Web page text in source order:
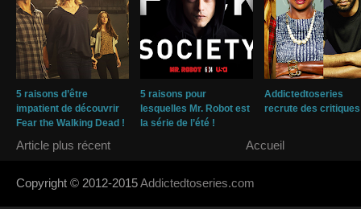
5 raisons d’être
impatient de découvrir
Fear the Walking Dead !
5 raisons pour
lesquelles Mr. Robot est
la série de l’été !
Addictedtoseries
recrute des
Article plus récent Accueil
Copyright © 2012-2015Addictedtoseries.com